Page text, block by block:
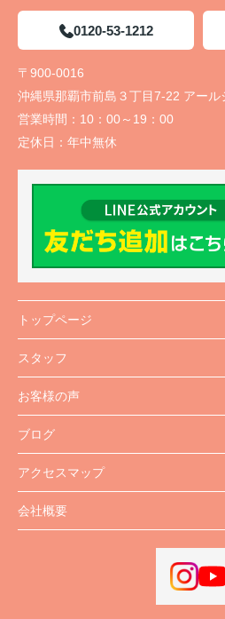
0120-53-1212
〒900-0016
沖縄県那覇市前島３丁目7-22 アール
営業時間： 10：00～19：00
定休日： 年中無休
トップページ
スタッフ
お客様の声
ブログ
アクセスマップ
会社概要